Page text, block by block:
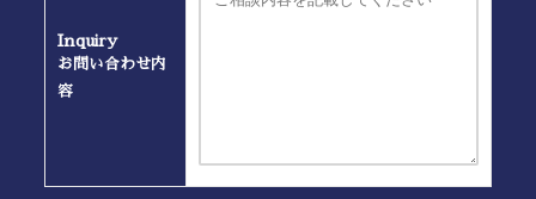
Inquiry
お問い合わせ内
容